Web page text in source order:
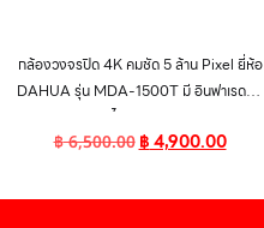
กล้องวงจรปิด 4K คมชัด 5 ล้าน Pixel ยี่ห้อ
DAHUA รุ่น MDA-1500T มี อินฟาเรด IR
ยิงไกล 30 เมตร
฿6,500.00 ฿4,900.00